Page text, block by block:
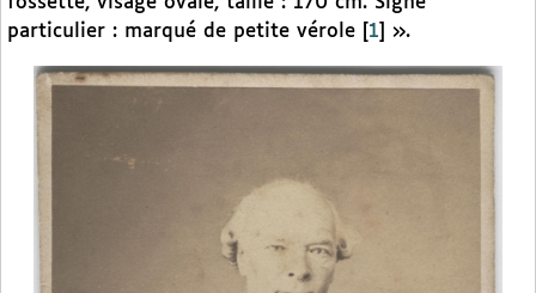
particulier : marqué de petite vérole
1 ».